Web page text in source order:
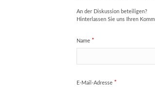
An der Diskussion beteiligen?
Hinterlassen Sie uns Ihren
Name *
E-Mail-Adresse *